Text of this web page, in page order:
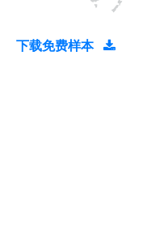
下载免费样本